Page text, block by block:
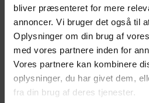
bliver præsenteret for mere
annoncer. Vi bruger det også til
Oplysninger om din brug af
med vores partnere inden for
Vores partnere kan kombinere
oplysninger, du har givet dem,
fra din brug af deres tjenester.